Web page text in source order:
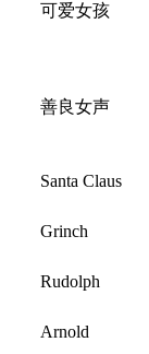
可爱女孩
善良女声
Santa Claus
Grinch
Rudolph
Arnold